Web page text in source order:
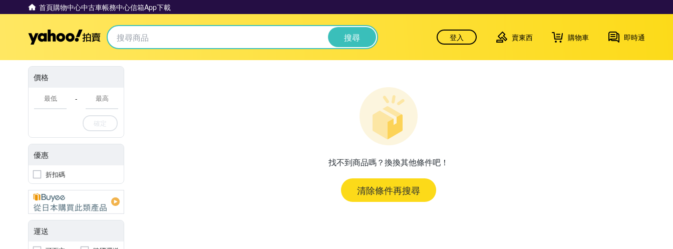
首頁購物中心中古車帳務中心信箱App下載
Yahoo拍賣 搜尋 登入 賣東西 購物車 即時通
價格
-
確定
優惠
折扣碼
運送
找不到商品嗎？換換其他條件吧！
清除條件再搜尋